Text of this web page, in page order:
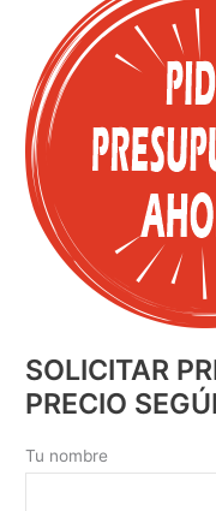
SOLICITAR
PRECIO
Tu nombre